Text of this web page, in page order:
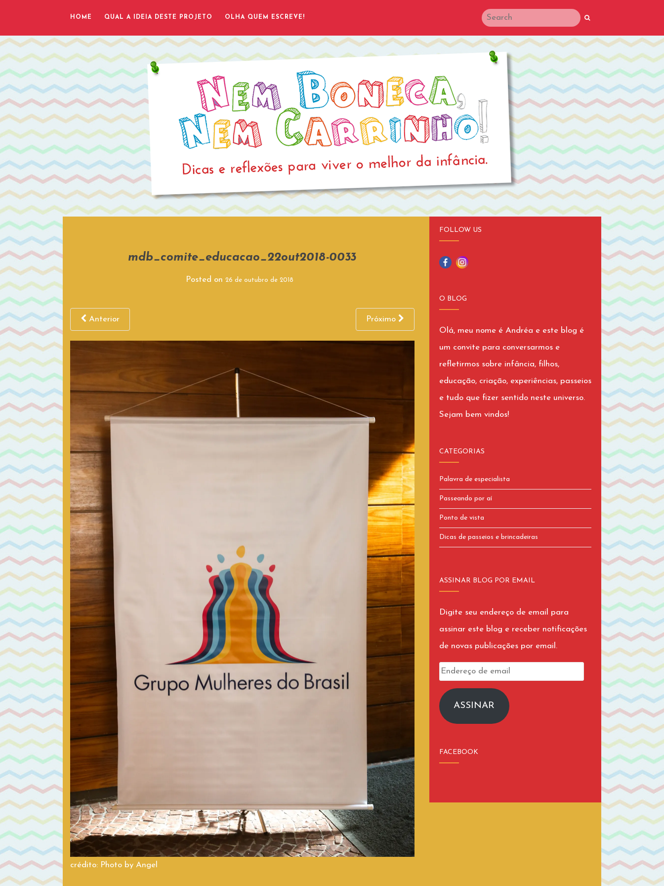
HOME QUAL A IDEIA DESTE PROJETO OLHA QUEM ESCREVE!
mdb_comite_educacao_22out2018-0033
Posted on26 de outubro de 2018
Anterior Próximo
crédito: Photo by Angel
FOLLOW US
O BLOG
Olá, meu nome é Andréa e este blog é
um convite para conversarmos e
refletirmos sobre infância, filhos,
educação, criação, experiências, passeios
e tudo que fizer sentido neste universo.
Sejam bem vindos!
CATEGORIAS
Palavra de especialista
Passeando por aí
Ponto de vista
Dicas de passeios e brincadeiras
ASSINAR BLOG POR EMAIL
Digite seu endereço de email para
assinar este blog e receber notificações
de novas publicações por email.
Endereço
emailASSINAR
FACEBOOK